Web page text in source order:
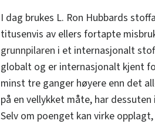
I dag brukes L. Ron Hubbards
titusenvis av ellers fortapte
grunnpilaren i et internasjonalt
globalt og er internasjonalt kjent
minst tre ganger høyere enn det
på en vellykket måte, har dessuten
Selv om poenget kan virke